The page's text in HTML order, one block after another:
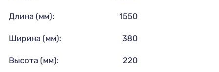
Длина (мм): 1550
Ширина (мм): 380
Высота (мм): 220